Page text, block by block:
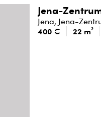
Jena-
Jena, Jena-
400 € 22 m²